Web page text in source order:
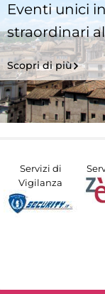
Eventi unici
straordinari
Scopri di più
Servizi di
Vigilanza